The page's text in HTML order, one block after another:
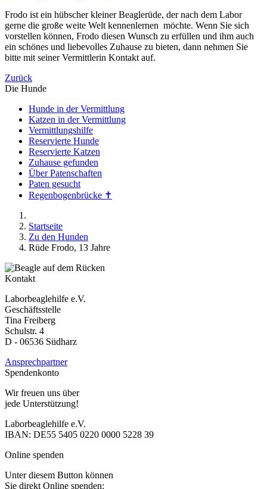
Frodo ist ein hübscher kleiner Beaglerüde, der nach dem Labor
gerne die große weite Welt kennenlernen möchte. Wenn Sie sich
vorstellen können, Frodo diesen Wunsch zu erfüllen und ihm auch
ein schönes und liebevolles Zuhause zu bieten, dann nehmen Sie
bitte mit seiner Vermittlerin Kontakt auf.
Zurück
Die Hunde
Hunde in der Vermittlung
Katzen in der Vermittlung
Vermittlungshilfe
Reservierte Hunde
Reservierte Katzen
Zuhause gefunden
Über Patenschaften
Paten gesucht
Regenbogenbrücke ✝
Startseite
Zu den Hunden
Rüde Frodo, 13 Jahre
Kontakt
Laborbeaglehilfe e.V.
Geschäftsstelle
Tina Freiberg
Schulstr. 4
D - 06536 Südharz
Ansprechpartner
Spendenkonto
Wir freuen uns über
jede Unterstützung!
Laborbeaglehilfe e.V.
IBAN: DE55 5405 0220 0000 5228 39
Online spenden
Unter diesem Button können
Sie direkt Online spenden: